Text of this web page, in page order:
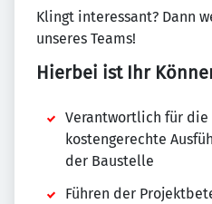
Klingt interessant? Dann
unseres Teams!
Hierbei ist Ihr
Verantwortlich für
kostengerechte
der Baustelle
Führen der